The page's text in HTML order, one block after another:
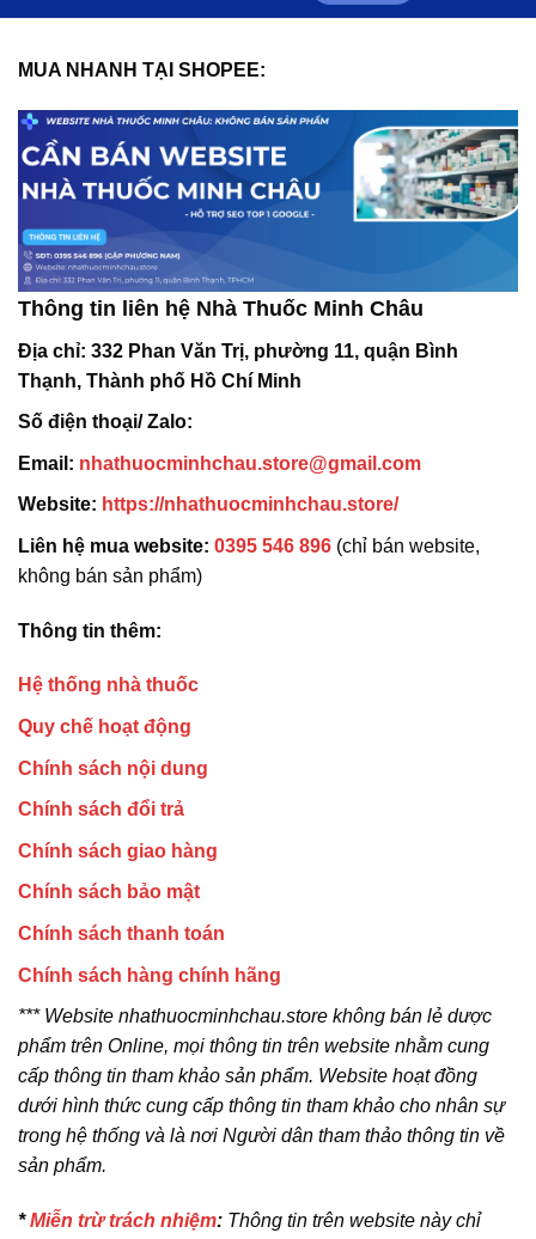
MUA NHANH TẠI SHOPEE:
Thông tin liên hệ Nhà Thuốc Minh Châu
Địa chỉ: 332 Phan Văn Trị, phường 11, quận Bình
Thạnh, Thành phố Hồ Chí Minh
Số điện thoại/ Zalo:
Email: nhathuocminhchau.store@gmail.com
Website: https://nhathuocminhchau.store/
Liên hệ mua website: 0395 546 896 (chỉ bán website,
không bán sản phẩm)
Thông tin thêm:
Hệ thống nhà thuốc
Quy chế hoạt động
Chính sách nội dung
Chính sách đổi trả
Chính sách giao hàng
Chính sách bảo mật
Chính sách thanh toán
Chính sách hàng chính hãng
*** Website nhathuocminhchau.store không bán lẻ dược
phẩm trên Online, mọi thông tin trên website nhằm cung
cấp thông tin tham khảo sản phẩm. Website hoạt đồng
dưới hình thức cung cấp thông tin tham khảo cho nhân sự
trong hệ thống và là nơi Người dân tham thảo thông tin về
sản phẩm.
*Miễn trừ trách nhiệm: Thông tin trên website này chỉ